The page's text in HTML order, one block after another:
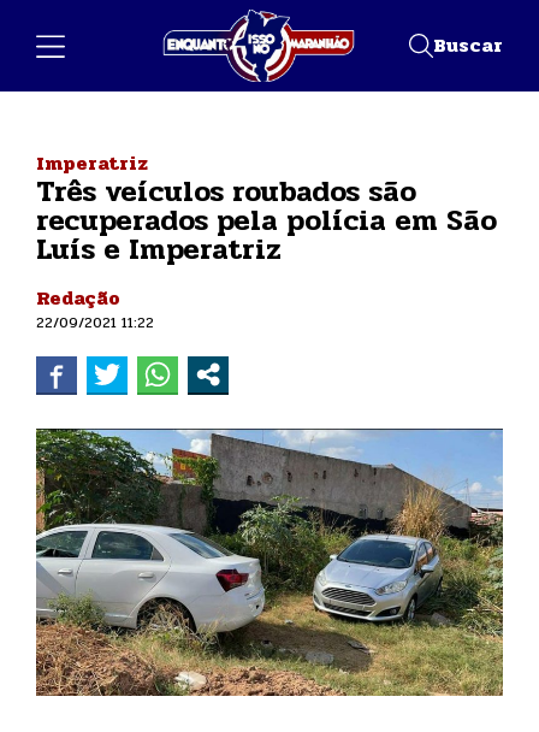
Buscar
Imperatriz
Três veículos roubados são
recuperados pela polícia em São
Luís e Imperatriz
Redação
22/09/2021 11:22